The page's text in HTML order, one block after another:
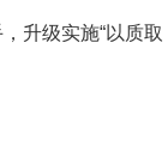
升级实施“以质取